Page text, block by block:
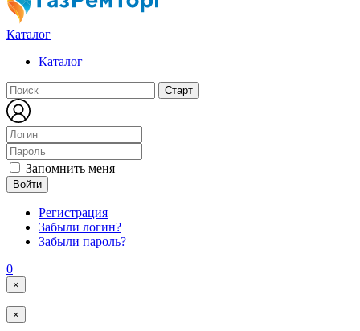
Каталог
Каталог
Запомнить меня
Войти
Регистрация
Забыли логин?
Забыли пароль?
0
×
×